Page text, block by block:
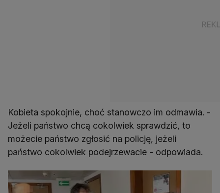
Kobieta spokojnie, choć stanowczo im odmawia. -
Jeżeli państwo chcą cokolwiek sprawdzić, to
możecie państwo zgłosić na policję, jeżeli
państwo cokolwiek podejrzewacie - odpowiada.